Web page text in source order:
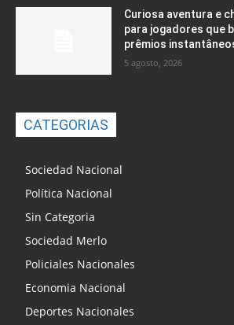
Curiosa aventura e
para jogadores que
prêmios
5 agosto, 2026
CATEGORIAS
Sociedad Nacional
Política Nacional
Sin Categoria
Sociedad Merlo
Policiales Nacionales
Economia Nacional
Deportes Nacionales